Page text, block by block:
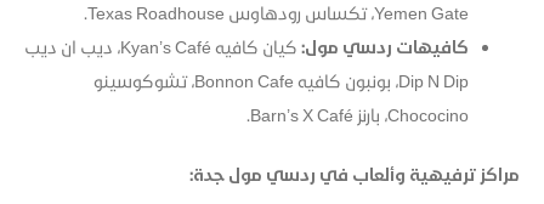
Yemen Gate، تكساس رودهاوس Texas Roadhouse.
كافيهات ردسي مول:
كيان كافيه Kyan’s Café، ديب ان ديب
Dip N Dip، بونبون كافيه Bonnon Cafe، تشوكوسينو
Chococino، بارنز Barn’s X Café.
مراكز ترفيهية وألعاب في ردسي مول جدة: